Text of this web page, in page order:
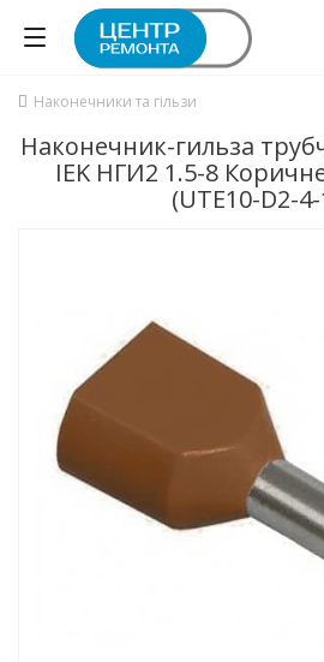
Наконечники та гільзи
Наконечник-гильза
IEK НГИ2 1.5-8
(UTE10-D2-